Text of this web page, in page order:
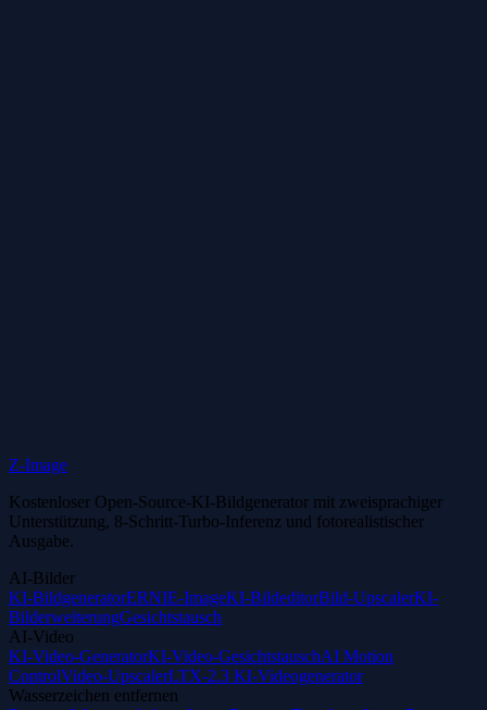
support@zimage.run
Z-Image
Kostenloser Open-Source-KI-Bildgenerator mit zweisprachiger
Unterstützung, 8-Schritt-Turbo-Inferenz und fotorealistischer
Ausgabe.
AI-Bilder
KI-BildgeneratorERNIE-ImageKI-BildeditorBild-UpscalerKI-
BilderweiterungGesichtstausch
AI-Video
KI-Video-GeneratorKI-Video-GesichtstauschAI Motion
ControlVideo-UpscalerLTX-2.3 KI-Videogenerator
Wasserzeichen entfernen